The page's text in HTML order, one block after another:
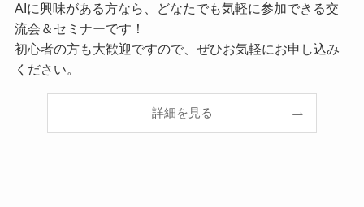
AIに興味がある方なら、どなたでも気軽に参加できる交
流会＆セミナーです！
初心者の方も大歓迎ですので、ぜひお気軽にお申し込み
ください。
詳細を見る